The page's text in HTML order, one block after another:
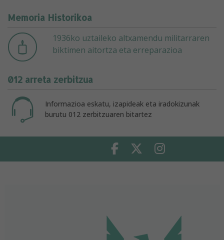
Memoria Historikoa
1936ko uztaileko altxamendu militarraren
biktimen aitortza eta erreparazioa
012 arreta zerbitzua
Informazioa eskatu, izapideak eta iradokizunak
burutu 012 zerbitzuaren bitartez
Facebook Twitter Instagram